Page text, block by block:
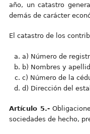
año, un catastro
demás de carácter
El catastro de los
a) Número de
b) Nombres y
c) Número de la
d) Dirección del
Artículo 5.-
sociedades de hecho,